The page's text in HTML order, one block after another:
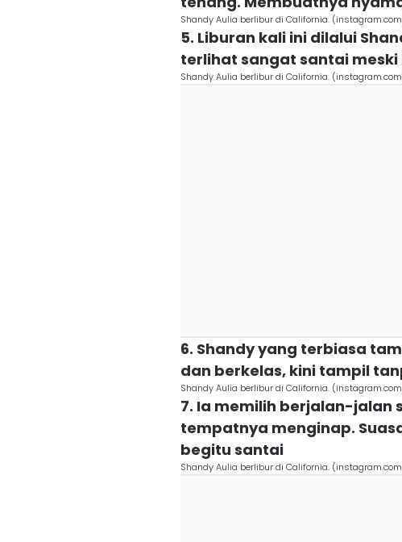
Shandy Aulia berlibur di California.
5. Liburan kali ini dilalui
terlihat sangat santai
Shandy Aulia berlibur di California.
6. Shandy yang terbiasa
dan berkelas, kini tampil
Shandy Aulia berlibur di California.
7. Ia memilih berjalan-jalan
tempatnya menginap.
begitu santai
Shandy Aulia berlibur di California.